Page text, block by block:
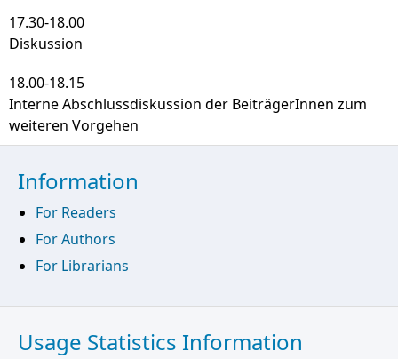
17.30-18.00
Diskussion
18.00-18.15
Interne Abschlussdiskussion der BeiträgerInnen zum
weiteren Vorgehen
Information
For Readers
For Authors
For Librarians
Usage Statistics Information